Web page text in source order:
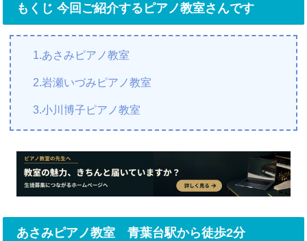
もくじ 今回ご紹介するピアノ教室さんです
1.あさみピアノ教室
2.岩瀬いづみピアノ教室
3.小川博子ピアノ教室
あさみピアノ教室 青葉台駅から徒歩2分